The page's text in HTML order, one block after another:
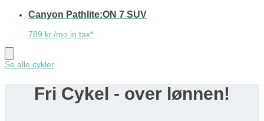
Canyon Pathlite:ON 7 SUV
789 kr./mo in tax*
Se alle cykler
Fri Cykel - over lønnen!